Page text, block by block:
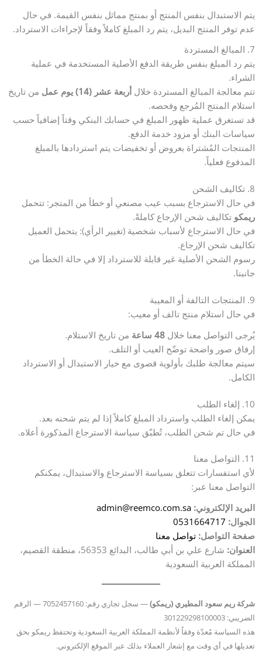
يتم الاستبدال بنفس المنتج أو بمنتج مماثل بنفس القيمة. في حال
عدم توفر المنتج البديل، يتم رد المبلغ كاملاً وفقاً لإجراءات الاسترداد.
7. المبالغ المستردة
يتم رد المبلغ بنفس طريقة الدفع الأصلية المستخدمة في عملية
الشراء.
تتم معالجة المبالغ المستردة خلال أربعة عشر (14) يوم عمل
من تاريخ
استلام المنتج المُرجع وفحصه.
قد تستغرق عملية ظهور المبلغ في حسابك البنكي وقتاً إضافياً حسب
سياسات البنك أو مزود خدمة الدفع.
المنتجات المُشتراة بعروض أو تخفيضات يتم استردادها بالمبلغ
المدفوع فعلياً.
8. تكاليف الشحن
في حال الاسترجاع بسبب عيب مصنعي أو خطأ من المتجر: تتحمل
ريمكو تكاليف شحن الإرجاع كاملةً.
في حال الاسترجاع لأسباب شخصية (تغيير الرأي): يتحمل العميل
تكاليف شحن الإرجاع.
رسوم الشحن الأصلية غير قابلة للاسترداد إلا في حالة الخطأ من
جانبنا.
9. المنتجات التالفة أو المعيبة
في حال استلام منتج تالف أو معيب:
يُرجى التواصل معنا خلال 48 ساعة
من تاريخ الاستلام.
إرفاق صور واضحة توضّح العيب أو التلف.
سيتم معالجة طلبك بأولوية قصوى مع خيار الاستبدال أو الاسترداد
الكامل.
10. إلغاء الطلب
يمكن إلغاء الطلب واسترداد المبلغ كاملاً إذا لم يتم شحنه بعد.
في حال تم شحن الطلب، تُطبّق سياسة الاسترجاع المذكورة أعلاه.
11. التواصل معنا
لأي استفسارات تتعلق بسياسة الاسترجاع والاستبدال، يمكنكم
التواصل معنا عبر:
البريد الإلكتروني: admin@reemco.com.sa
الجوال: 0531664717
صفحة التواصل: تواصل معنا
العنوان:
شارع علي بن أبي طالب، البدائع 56353، منطقة القصيم،
المملكة العربية السعودية
شركة ريم سعود المطيري (ريمكو)
— سجل تجاري رقم: 7052457160 — الرقم
الضريبي: 301229298100003
هذه السياسة مُعدّة وفقاً لأنظمة المملكة العربية السعودية وتحتفظ ريمكو بحق
تعديلها في أي وقت مع إشعار العملاء بذلك عبر الموقع الإلكتروني.